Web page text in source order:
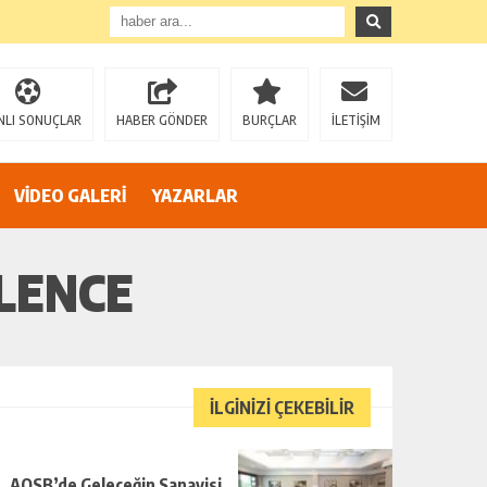
SONUÇLAR HABER GÖNDER BURÇLAR İLETİŞİM
VİDEO GALERİ YAZARLAR
İLGİNİZİ ÇEKEBİLİR